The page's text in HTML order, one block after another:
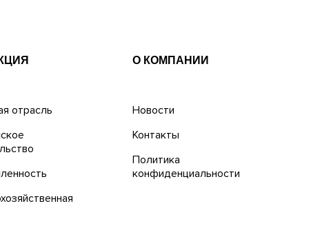
О КОМПАНИИ
Новости
Контакты
Политика
конфиденциальности
отрасль